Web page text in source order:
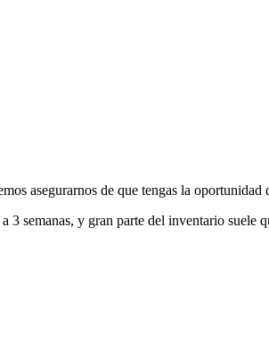
asegurarnos de que tengas la oportunidad
semanas, y gran parte del inventario